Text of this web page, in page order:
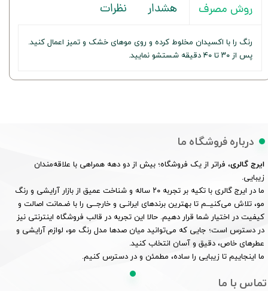
روش مصرف هشدار نظرات
رنگ را با اکسیدان مخلوط کرده و روی موهای خشک و تمیز اعمال کنید.
پس از ۳۰ تا ۴۰ دقیقه شستشو نمایید.
درباره فروشگاه ما
ایرج گالری، فراتر از یک فروشگاه؛ بیش از دو دهه همراهی با علاقه‌مندان
زیبایی.
ما در ایرج گالری با تکیه بر تجربه ۲۰ ساله و شناخت عمیق از بازار آرایشی و رنگ
مو، تلاش می‌کنیــم تا بهترین برندهای ایرانـی و خارجــی را با ضـمانت اصالت و
کیفیت در اختیار شما قرار دهیم. حالا این تجربه در قالب فروشگاه اینترنتی نیز
در دسترس است؛ جایی که می‌توانید میان صدها مدل رنگ مو، لوازم آرایشی و
عطرهای خاص، دقیق و آسان انتخاب کنید.
ما اینجاییم تا زیبایی را ساده، مطمئن و در دسترس کنیم.
تماس با ما